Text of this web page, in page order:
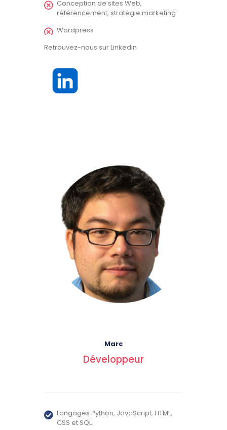
Conception de sites Web,
référencement, stratégie marketing
Wordpress
Retrouvez-nous sur Linkedin
Marc
Développeur
Langages Python, JavaScript, HTML,
CSS et SQL